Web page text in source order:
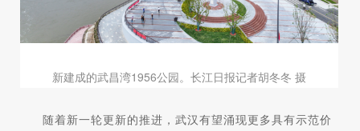
新建成的武昌湾1956公园。长江日报记者胡冬冬 摄
随着新一轮更新的推进，武汉有望涌现更多具有示范价